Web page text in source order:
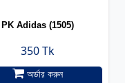
PK Adidas (1505)
350 Tk
অর্ডার করুন